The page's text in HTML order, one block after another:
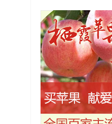
级精英赛顺德海骏达中
心站欢乐开跑